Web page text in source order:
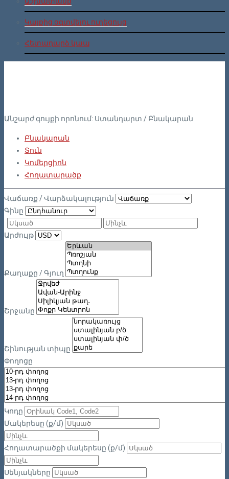
Կայքից օգտվելու ուղեցույց
Հետադարձ կապ
Անշարժ գույքի որոնում: Ստանդարտ / Բնակարան
Բնակարան
Տուն
Կոմերցիոն
Հողատարածք
Վաճառք / Վարձակալություն
Գինը
Արժույթ
Քաղաքը / Գյուղ
Շրջանը
Շինության տիպը
Փողոցը
Կոդը
Մակերեսը (ք/մ)
Հողատարածքի մակերեսը (ք/մ)
Սենյակները